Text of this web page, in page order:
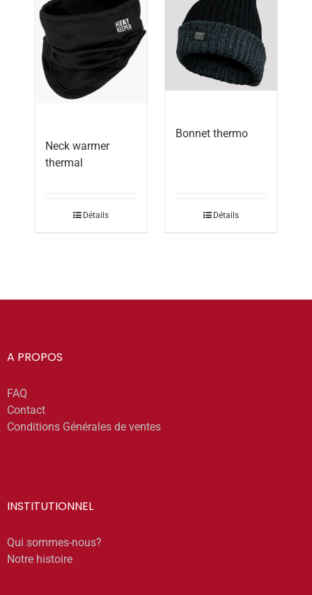
Neck warmer
thermal
Détails
Bonnet thermo
Détails
A PROPOS
FAQ
Contact
Conditions Générales de ventes
INSTITUTIONNEL
Qui sommes-nous?
Notre histoire